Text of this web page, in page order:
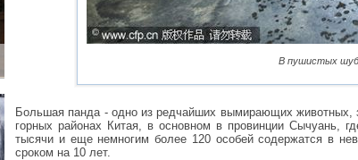
В пушистых
Большая панда - одно из редчайших вымирающих
горных районах Китая, в основном в провинции Сычуань,
тысячи и еще немногим более 120 особей содержатся в
сроком на 10 лет.